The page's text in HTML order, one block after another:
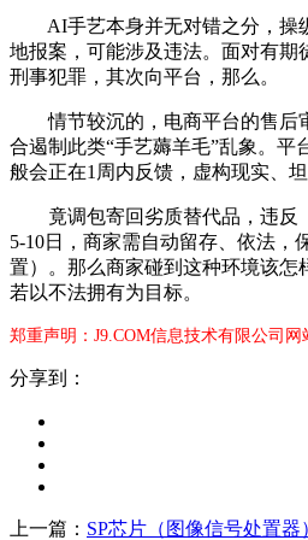
AI手艺本身并无对错之分，操纵
地报案，可能涉及违法。面对有期
刑事犯罪，其次向平台，那么。
情节较沉的，电商平台的售后审
合遏制此类“手艺薅羊毛”乱象。
般会正在1周内反馈，虚构现实、
竟调包寄回劣质替代品，违反《
5-10日，商家需自动留存、依法
置）。那么商家碰到这种环境该
若以不法拥有为目标。
郑重声明：J9.COM信息技术有限公司
分享到：
上一篇： SP芯片（图像信号处置